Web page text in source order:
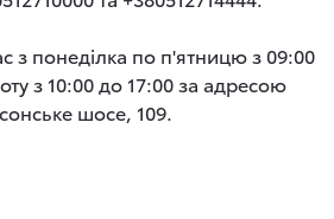
з понеділка по п'ятницю з 09:00
з 10:00 до 17:00 за адресою
шосе, 109.